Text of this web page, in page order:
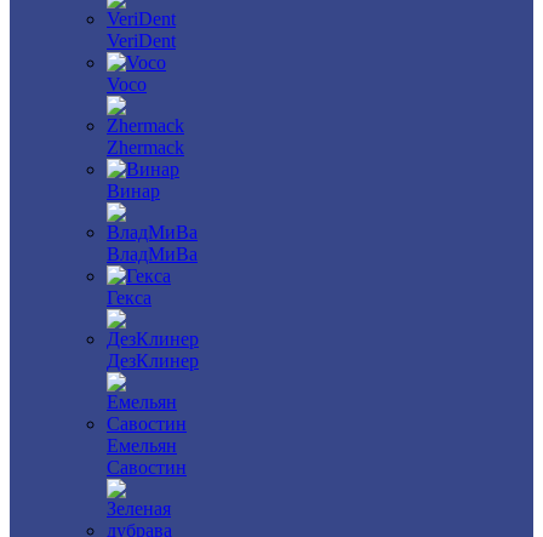
VeriDent
Voco
Zhermack
Винар
ВладМиВа
Гекса
ДезКлинер
Емельян
Савостин